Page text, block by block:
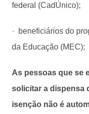
federal (CadÚnico);
· beneficiários do
da Educação (MEC);
As pessoas que se
solicitar a dispensa
isenção não é